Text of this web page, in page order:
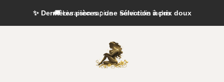
✨ Dernières pièces : une sélection à prix doux